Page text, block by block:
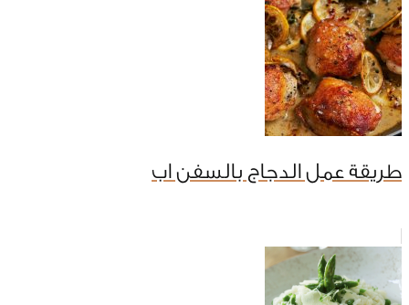
طريقة عمل الدجاج بالسفن اب